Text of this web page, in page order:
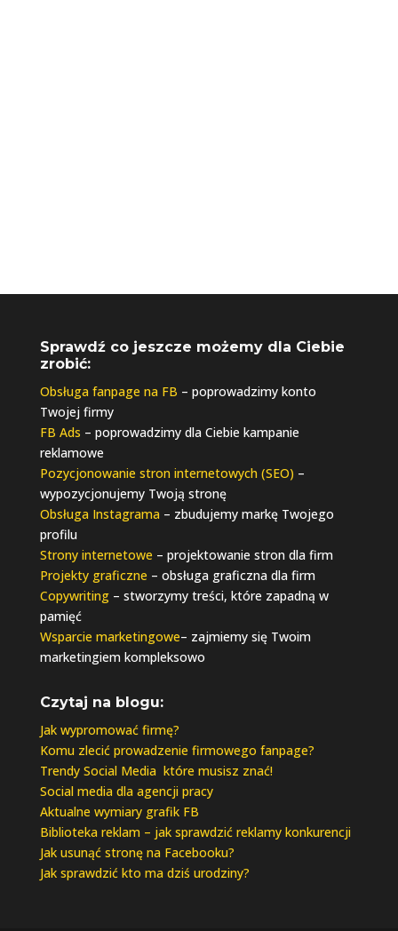
Sprawdź co jeszcze możemy dla Ciebie
zrobić:
Obsługa fanpage na FB – poprowadzimy konto
Twojej firmy
FB Ads – poprowadzimy dla Ciebie kampanie
reklamowe
Pozycjonowanie stron internetowych (SEO) –
wypozycjonujemy Twoją stronę
Obsługa Instagrama– zbudujemy markę Twojego
profilu
Strony internetowe – projektowanie stron dla firm
Projekty graficzne – obsługa graficzna dla firm
Copywriting– stworzymy treści, które zapadną w
pamięć
Wsparcie marketingowe– zajmiemy się Twoim
marketingiem kompleksowo
Czytaj na blogu:
Jak wypromować firmę?
Komu zlecić prowadzenie firmowego fanpage?
Trendy Social Media które musisz znać!
Social media dla agencji pracy
Aktualne wymiary grafik FB
Biblioteka reklam – jak sprawdzić reklamy konkurencji
Jak usunąć stronę na Facebooku?
Jak sprawdzić kto ma dziś urodziny?